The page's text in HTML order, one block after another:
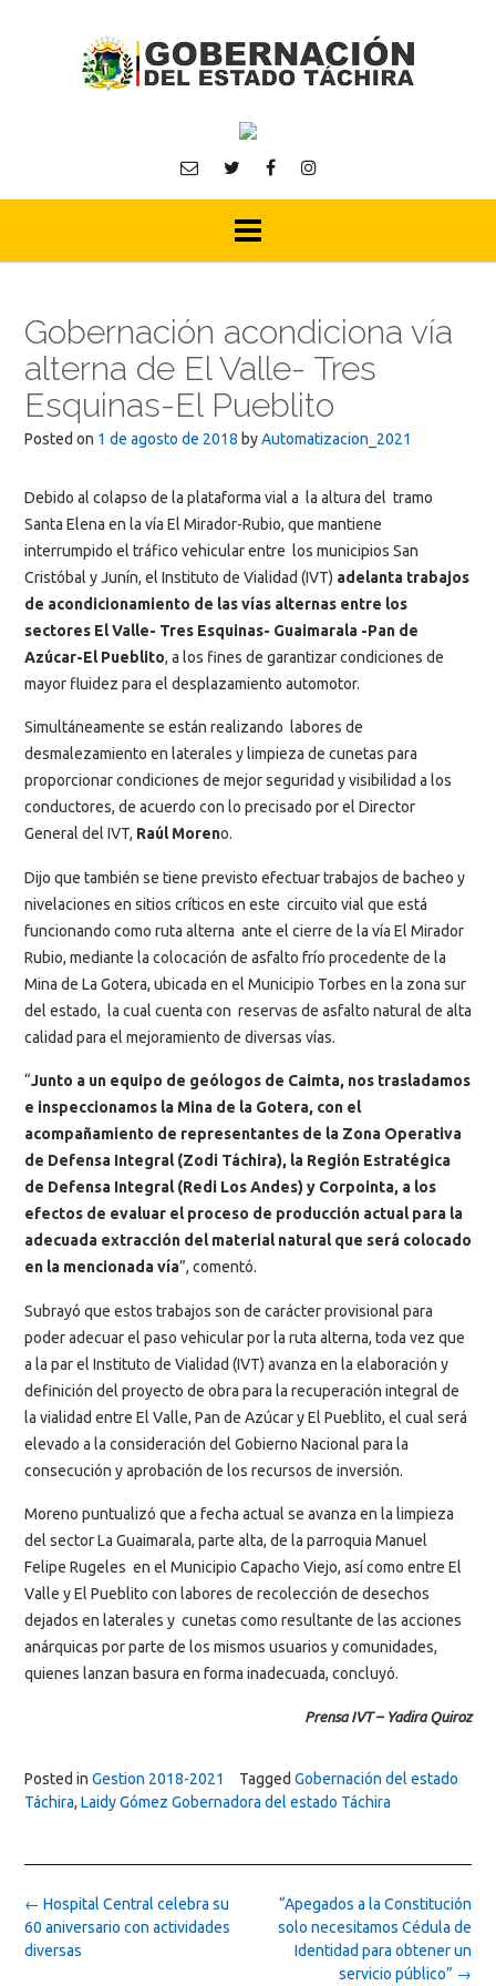
Gobernación acondiciona vía
alterna de El Valle- Tres
Esquinas-El Pueblito
Posted on 1 de agosto de 2018 byAutomatizacion_2021
Debido al colapso de la plataforma vial a la altura del tramo
Santa Elena en la vía El Mirador-Rubio, que mantiene
interrumpido el tráfico vehicular entre los municipios San
Cristóbal y Junín, el Instituto de Vialidad (IVT) adelanta trabajos
de acondicionamiento de las vías alternas entre los
sectores El Valle- Tres Esquinas- Guaimarala -Pan de
Azúcar-El Pueblito, a los fines de garantizar condiciones de
mayor fluidez para el desplazamiento automotor.
Simultáneamente se están realizando labores de
desmalezamiento en laterales y limpieza de cunetas para
proporcionar condiciones de mejor seguridad y visibilidad a los
conductores, de acuerdo con lo precisado por el Director
General del IVT, Raúl Moreno.
Dijo que también se tiene previsto efectuar trabajos de bacheo y
nivelaciones en sitios críticos en este circuito vial que está
funcionando como ruta alterna ante el cierre de la vía El Mirador
Rubio, mediante la colocación de asfalto frío procedente de la
Mina de La Gotera, ubicada en el Municipio Torbes en la zona sur
del estado, la cual cuenta con reservas de asfalto natural de alta
calidad para el mejoramiento de diversas vías.
“Junto a un equipo de geólogos de Caimta, nos trasladamos
e inspeccionamos la Mina de la Gotera, con el
acompañamiento de representantes de la Zona Operativa
de Defensa Integral (Zodi Táchira), la Región Estratégica
de Defensa Integral (Redi Los Andes) y Corpointa, a los
efectos de evaluar el proceso de producción actual para la
adecuada extracción del material natural que será colocado
en la mencionada vía”, comentó.
Subrayó que estos trabajos son de carácter provisional para
poder adecuar el paso vehicular por la ruta alterna, toda vez que
a la par el Instituto de Vialidad (IVT) avanza en la elaboración y
definición del proyecto de obra para la recuperación integral de
la vialidad entre El Valle, Pan de Azúcar y El Pueblito, el cual será
elevado a la consideración del Gobierno Nacional para la
consecución y aprobación de los recursos de inversión.
Moreno puntualizó que a fecha actual se avanza en la limpieza
del sector La Guaimarala, parte alta, de la parroquia Manuel
Felipe Rugeles en el Municipio Capacho Viejo, así como entre El
Valle y El Pueblito con labores de recolección de desechos
dejados en laterales y cunetas como resultante de las acciones
anárquicas por parte de los mismos usuarios y comunidades,
quienes lanzan basura en forma inadecuada, concluyó.
Prensa IVT – Yadira Quiroz
Posted in Gestion 2018-2021 Tagged Gobernación del estado
Táchira, Laidy Gómez Gobernadora del estado Táchira
Post
navigation
“Apegados a la Constitución
solo necesitamos Cédula de
Identidad para obtener un
servicio público” →
← Hospital Central celebra su
60 aniversario con actividades
diversas